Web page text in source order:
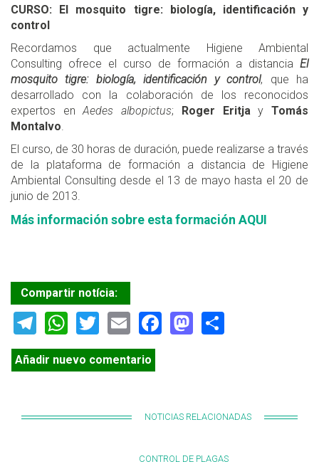
CURSO: El mosquito tigre: biología, identificación y
control
Recordamos que actualmente Higiene Ambiental
Consulting ofrece el curso de formación a distancia El
mosquito tigre: biología, identificación y control, que ha
desarrollado con la colaboración de los reconocidos
expertos enAedes albopictus; Roger EritjayTomás
Montalvo.
El curso, de 30 horas de duración, puede realizarse a través
de la plataforma de formación a distancia de Higiene
Ambiental Consulting desde el 13 de mayo hasta el 20 de
junio de 2013.
Más información sobre esta formación AQUI
Compartir notícia:
Telegram
WhatsApp
TwitterEmailFacebook
Mastodon
Añadir nuevo comentario
NOTICIAS RELACIONADAS
CONTROL DE PLAGAS